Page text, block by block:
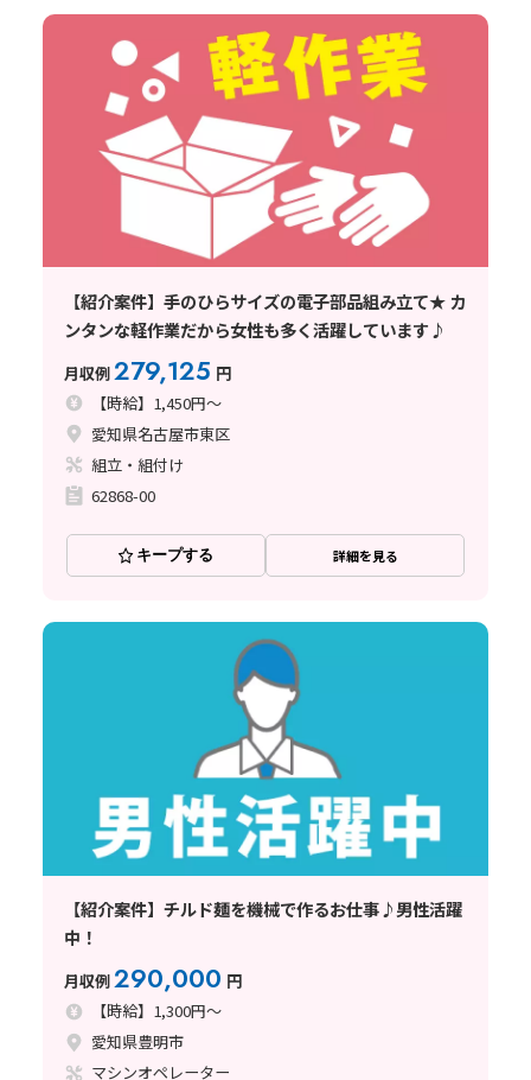
【紹介案件】手のひらサイズの電子部品組み立て★ カ
ンタンな軽作業だから女性も多く活躍しています♪
月収例279,125 円
【時給】1,450円～
愛知県名古屋市東区
組立・組付け
62868-00
キープする 詳細を見る
【紹介案件】チルド麺を機械で作るお仕事♪男性活躍
中！
月収例290,000 円
【時給】1,300円～
愛知県豊明市
マシンオペレーター